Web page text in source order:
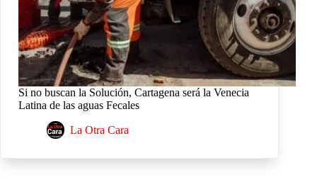
Si no buscan la Solución, Cartagena será la Venecia
Latina de las aguas Fecales
La Otra Cara